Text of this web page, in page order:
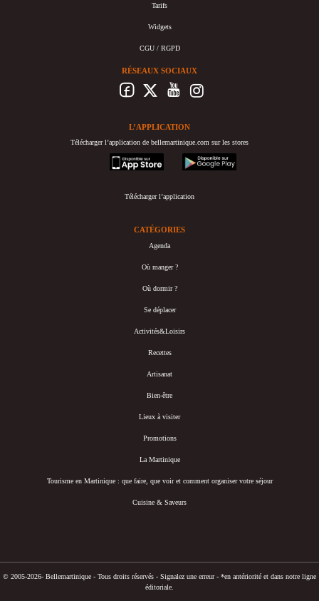
Tarifs
Widgets
CGU / RGPD
RÉSEAUX SOCIAUX
L’APPLICATION
Télécharger l’application de bellemartinique.com sur les stores
appstore
googleplay
Télécharger l’application
CATÉGORIES
Agenda
Où manger ?
Où dormir ?
Se déplacer
Activités&Loisirs
Recettes
Artisanat
Bien-être
Lieux à visiter
Promotions
La Martinique
Tourisme en Martinique : que faire, que voir et comment organiser votre séjour
Cuisine & Saveurs
© 2005-2026- Bellemartinique - Tous droits réservés - Signalez une erreur - *en antériorité et dans notre ligne
éditoriale.